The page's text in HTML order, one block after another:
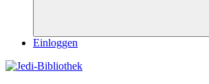
Suchen
Einloggen